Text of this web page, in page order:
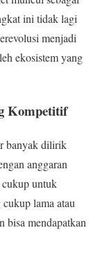
ini tidak lagi
menjadi
ekosistem yang
Kompetitif
banyak dilirik
anggaran
untuk
lama atau
bisa mendapatkan